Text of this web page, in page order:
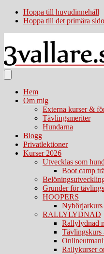
Hoppa till huvudinnehåll
Hoppa till det primära
Hem
Om mig
Externa kurser &
Tävlingsmeriter
Hundarna
Blogg
Privatlektioner
Kurser 2026
Utvecklas som
Boot camp
Grunder för
HOOPERS
Nybörjarkurs
RALLYLYDNAD
Rallylydnad
Tävlingskurs
Rallykurser